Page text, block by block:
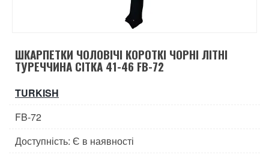
ШКАРПЕТКИ ЧОЛОВІЧІ КОРОТКІ ЧОРНІ ЛІТНІ
ТУРЕЧЧИНА СІТКА 41-46 FB-72
TURKISH
FB-72
Доступність: Є в наявності